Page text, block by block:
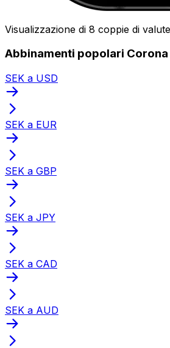
Visualizzazione di 8 coppie di
Abbinamenti popolari Corona
SEK a USD
SEK a EUR
SEK a GBP
SEK a JPY
SEK a CAD
SEK a AUD